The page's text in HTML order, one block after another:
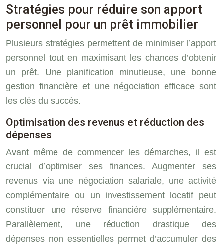
Stratégies pour réduire son apport
personnel pour un prêt immobilier
Plusieurs stratégies permettent de minimiser l’apport
personnel tout en maximisant les chances d’obtenir
un prêt. Une planification minutieuse, une bonne
gestion financière et une négociation efficace sont
les clés du succès.
Optimisation des revenus et réduction des
dépenses
Avant même de commencer les démarches, il est
crucial d’optimiser ses finances. Augmenter ses
revenus via une négociation salariale, une activité
complémentaire ou un investissement locatif peut
constituer une réserve financière supplémentaire.
Parallèlement, une réduction drastique des
dépenses non essentielles permet d’accumuler des